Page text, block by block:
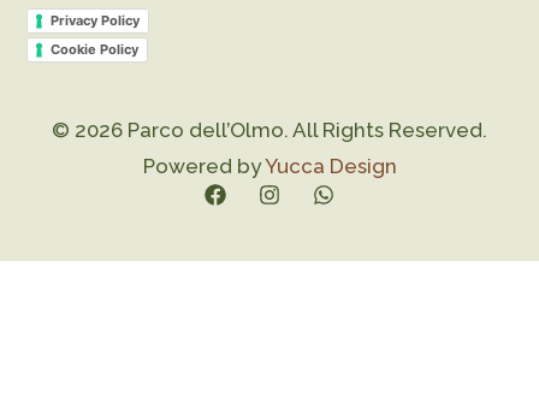
Privacy Policy
Cookie Policy
© 2026 Parco dell’Olmo. All Rights Reserved.
Powered byYucca Design